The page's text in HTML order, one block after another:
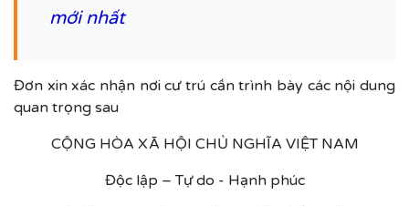
mới nhất
Đơn xin xác nhận nơi cư trú cần trình bày các nội dung
quan trọng sau
CỘNG HÒA XÃ HỘI CHỦ NGHĨA VIỆT NAM
Độc lập – Tự do - Hạnh phúc